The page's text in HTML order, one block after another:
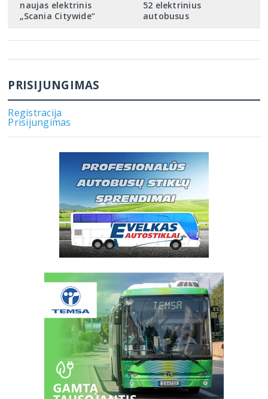
naujas elektrinis
„Scania Citywide“
52 elektrinius
autobusus
PRISIJUNGIMAS
Registracija
Prisijungimas